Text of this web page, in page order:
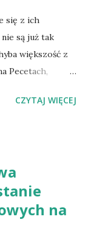
się z ich
są już tak
większość z
Pecetach,
CZYTAJ WIĘCEJ
na